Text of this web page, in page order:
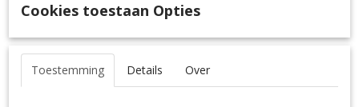
Cookies toestaan Opties
Toestemming Details Over